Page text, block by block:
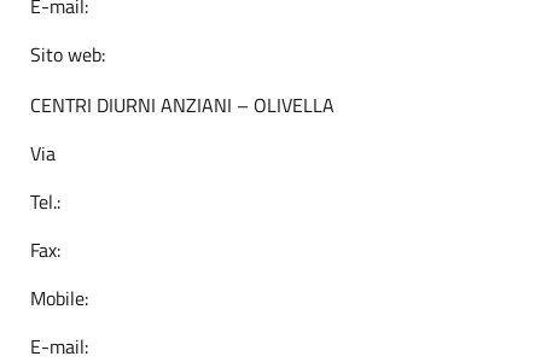
Sito web:
CENTRI DIURNI ANZIANI – OLIVELLA
Via
Tel.:
Fax:
Mobile:
E-mail: